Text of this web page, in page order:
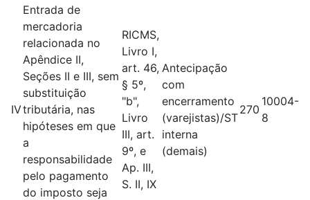
IV
Entrada de
mercadoria
relacionada no
Apêndice II,
Seções II e III, sem
substituição
tributária, nas
hipóteses em que
a
responsabilidade
pelo pagamento
do imposto seja
RICMS,
Livro I,
art. 46,
§ 5º,
"b",
Livro
III, art.
9º, e
Ap. III,
S. II, IX
Antecipação
com
encerramento
(varejistas)/ST
interna
(demais)
270
10004-
8